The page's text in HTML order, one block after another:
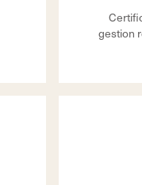
gestion